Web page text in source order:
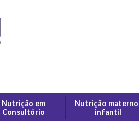
Nutrição em
Consultório
Nutrição
infantil